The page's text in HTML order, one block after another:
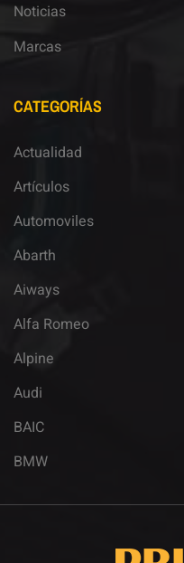
Noticias
Marcas
CATEGORÍAS
Actualidad
Artículos
Automoviles
Abarth
Aiways
Alfa Romeo
Alpine
Audi
BAIC
BMW